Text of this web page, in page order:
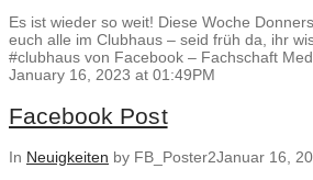
Es ist wieder so weit! Diese Woche
euch alle im Clubhaus – seid früh da, ihr
#clubhaus von Facebook – Fachschaft
January 16, 2023 at 01:49PM
Facebook Post
In Neuigkeiten by FB_Poster2Januar 16,